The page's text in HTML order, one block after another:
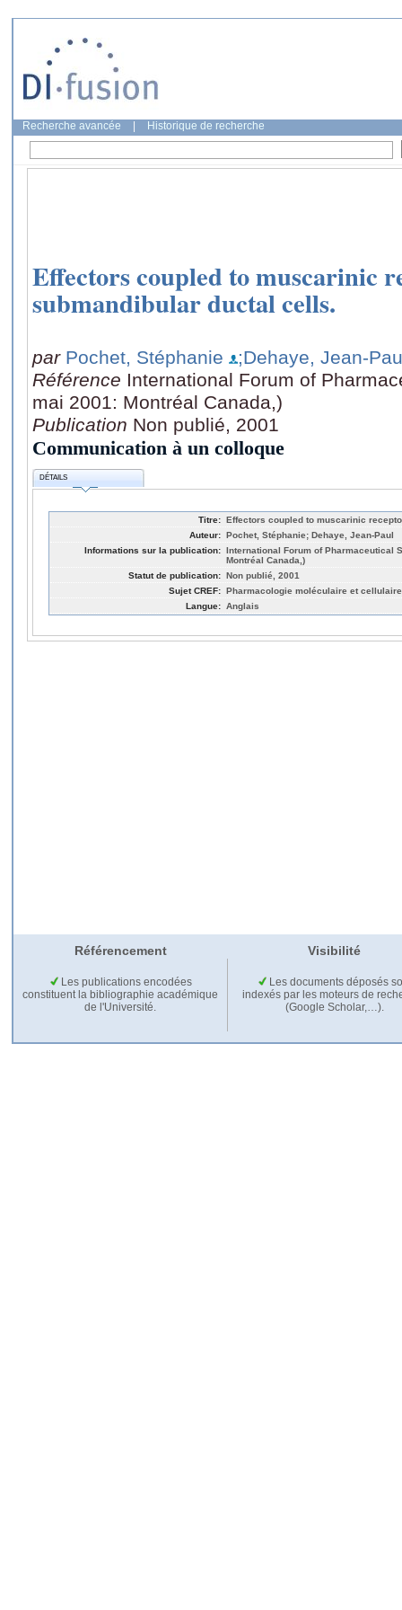
Recherche avancée Historique de recherche
Effectors coupled to muscarinic
submandibular ductal cells.
par Pochet, Stéphanie
;Dehaye, Jean-
Référence International Forum of
mai 2001: Montréal Canada,)
Publication Non publié, 2001
Communication à un colloque
DÉTAILS
Titre: Effectors coupled to muscarinic
Auteur: Pochet, Stéphanie; Dehaye, Jean-Paul
Informations sur la publication: International Forum of Pharmaceutical
Montréal Canada,)
Statut de publication: Non publié, 2001
Sujet CREF: Pharmacologie moléculaire et cellulaire
Langue: Anglais
Référencement Visibilité
Les publications encodées
constituent la bibliographie académique
de l'Université.
Les documents déposés
indexés par les moteurs de
(Google Scholar,…).